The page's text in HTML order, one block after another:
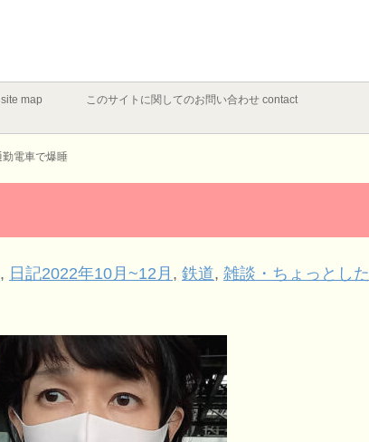
map このサイトに関してのお問い合わせ contact
勤電車で爆睡
, 日記2022年10月~12月 , 鉄道, 雑談・ちょっとした